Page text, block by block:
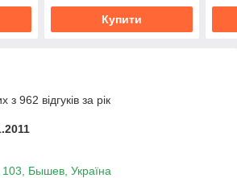
Купити
з 962 відгуків за рік
103, Бышев, Україна